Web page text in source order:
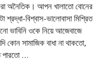
করা অনৈতিক। আপন খালাতো বোনের
বিশ্বাস-ভালোবাসা মিশ্রিত
ভাবিনি ওকে নিয়ে আজেবাজে
কোন সামাজিক বাধা না থাকতো,
পারতো …